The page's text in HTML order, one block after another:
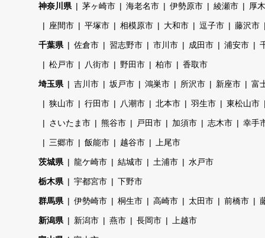
神奈川県 茅ヶ崎市 海老名市 伊勢原市 綾瀬市 厚
座間市 平塚市 相模原市 大和市 逗子市 藤沢市
千葉県 佐倉市 習志野市 市川市 成田市 浦安市
松戸市 八街市 野田市 柏市 香取市
埼玉県 吉川市 坂戸市 鴻巣市 所沢市 新座市 富
狭山市 行田市 八潮市 北本市 羽生市 東松山市
さいたま市 熊谷市 戸田市 加須市 志木市 幸手
三郷市 飯能市 越谷市 上尾市
茨城県 龍ケ崎市 結城市 土浦市 水戸市
栃木県 宇都宮市 下野市
群馬県 伊勢崎市 桐生市 高崎市 太田市 前橋市
新潟県 新潟市 燕市 長岡市 上越市